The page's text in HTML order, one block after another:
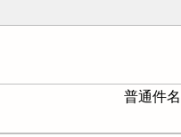
普通件名